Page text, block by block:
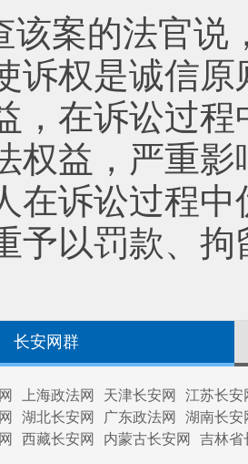
该案的法官说
诉权是诚信
，在诉讼过
权益，严重
在诉讼过程
予以罚款、
长安网群
上海政法网 天津长安网
江苏长安
湖北长安网 广东政法网
湖南长安
西藏长安网 内蒙古长安网 吉林省